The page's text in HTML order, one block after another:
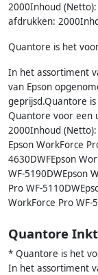
2000Inhoud
afdrukken:
Quantore is het
In het assortiment
van Epson
geprijsd.Quantore
Quantore voor een
2000Inhoud
Epson WorkForce
4630DWFEpson
WF-5190DWEpson
Pro WF-
WorkForce Pro WF-
Quantore
* Quantore is het
In het assortiment